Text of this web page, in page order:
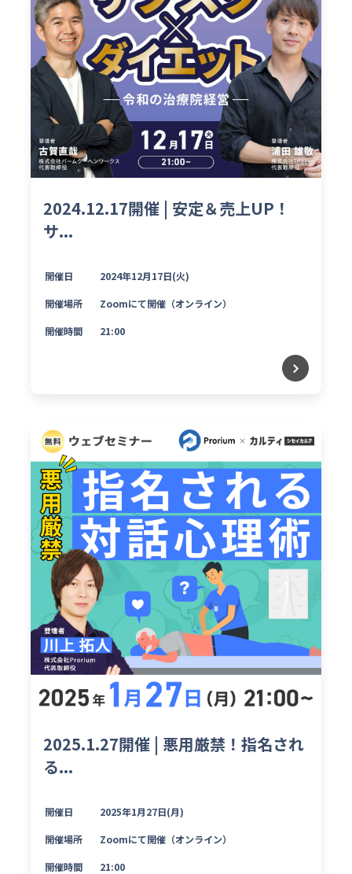
2024.12.17開催 | 安定＆売上UP！
サ...
開催日 2024年12月17日(火)
開催場所 Zoomにて開催（オンライン）
開催時間 21:00
2025.1.27開催 | 悪用厳禁！指名され
る...
開催日 2025年1月27日(月)
開催場所 Zoomにて開催（オンライン）
開催時間 21:00